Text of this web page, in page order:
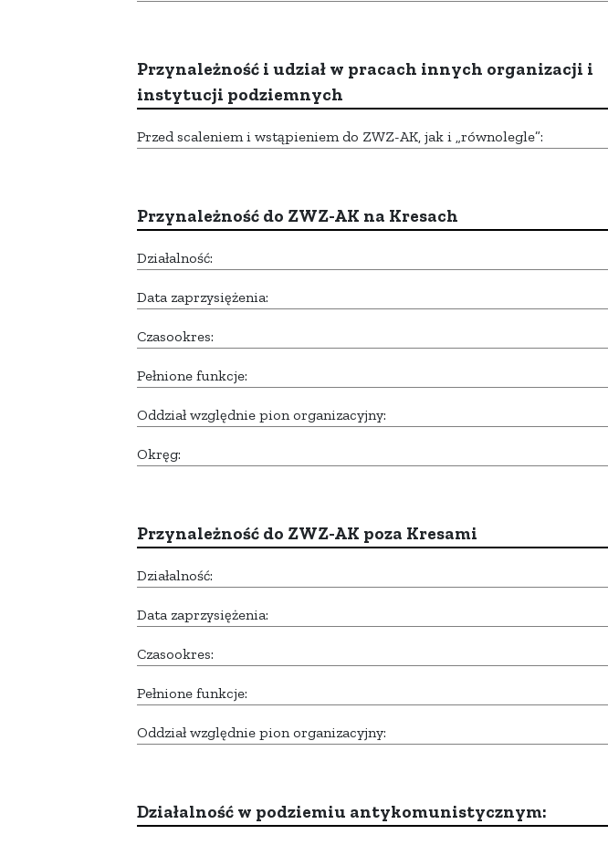
Przynależność i udział w pracach innych organizacji i
instytucji podziemnych
Przed scaleniem i wstąpieniem do ZWZ-AK, jak i „równolegle”:
Przynależność do ZWZ-AK na Kresach
Działalność:
Data zaprzysiężenia:
Czasookres:
Pełnione funkcje:
Oddział względnie pion organizacyjny:
Okręg:
Przynależność do ZWZ-AK poza Kresami
Działalność:
Data zaprzysiężenia:
Czasookres:
Pełnione funkcje:
Oddział względnie pion organizacyjny:
Działalność w podziemiu antykomunistycznym: